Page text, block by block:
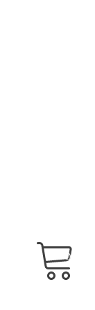
0,00